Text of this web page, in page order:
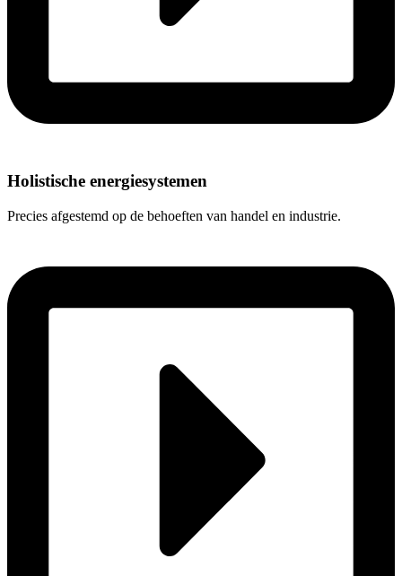
Holistische energiesystemen
Precies afgestemd op de behoeften van handel en industrie.